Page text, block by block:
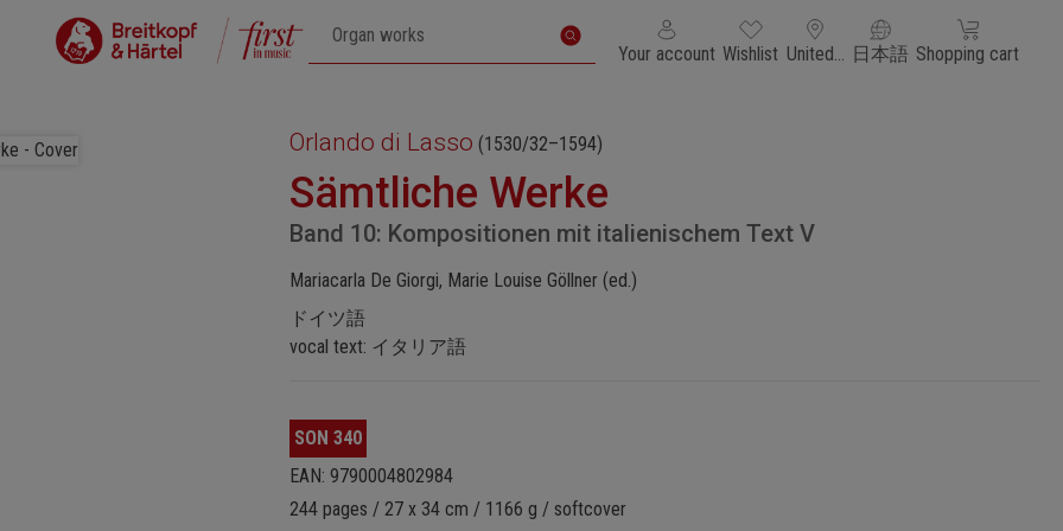
Your account You have 0 wishlist items
Wishlist United States of America
日本語 Shopping cart
Shopping cart
Orlando di Lasso (1530/32–1594)
Sämtliche Werke
Band 10: Kompositionen mit italienischem Text V
Mariacarla De Giorgi, Marie Louise Göllner (ed.)
ドイツ語
vocal text: イタリア語
SON 340
EAN: 9790004802984
244 pages / 27 x 34 cm / 1166 g / softcover